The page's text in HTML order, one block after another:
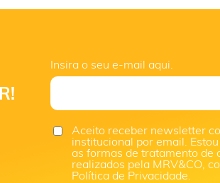
Insira o seu e-mail aqui.
Aceito receber newsletter
institucional por email.
as formas de tratamento de
realizados pela MRV&CO,
Política de Privacidade.